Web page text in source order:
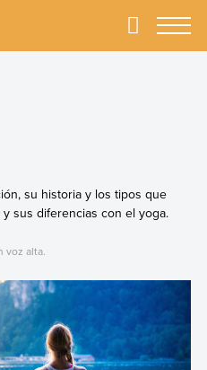
Primary
su historia y los tipos que
sus diferencias con el yoga.
voz alta.